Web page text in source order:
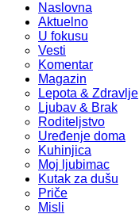
Naslovna
Aktuelno
U fokusu
Vesti
Komentar
Magazin
Lepota & Zdravlje
Ljubav & Brak
Roditeljstvo
Uređenje doma
Kuhinjica
Moj ljubimac
Kutak za dušu
Priče
Misli